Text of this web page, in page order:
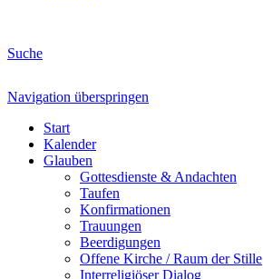
Suche
Navigation überspringen
Start
Kalender
Glauben
Gottesdienste & Andachten
Taufen
Konfirmationen
Trauungen
Beerdigungen
Offene Kirche / Raum der Stille
Interreligiöser Dialog